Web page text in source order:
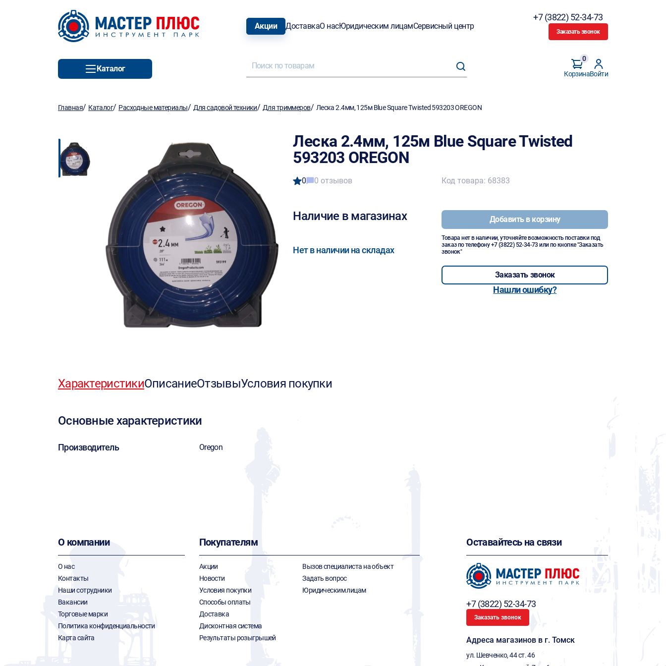
Акции ДоставкаО насЮридическим лицамСервисный центр
+7 (3822) 52-34-73
Заказать звонок
Каталог
Корзина
0
Войти
Главная/ Каталог/ Расходные материалы/ Для садовой техники/ Для триммеров/ Леска 2.4мм, 125м Blue Square Twisted 593203 OREGON
Леска 2.4мм, 125м Blue Square Twisted
593203 OREGON
0 0 отзывов
Наличие в магазинах
Нет в наличии на складах
Код товара: 68383
Добавить в корзину
Товара нет в наличии, уточняйте возможность поставки под
заказ по телефону+7 (3822) 52-34-73 или по кнопке "Заказать
звонок"
Заказать звонок
Нашли ошибку?
ХарактеристикиОписаниеОтзывыУсловия покупки
Основные характеристики
Производитель Oregon
О компании
О нас
Контакты
Наши сотрудники
Вакансии
Торговые марки
Политика конфиденциальности
Карта сайта
Покупателям
Акции
Новости
Условия покупки
Способы оплаты
Доставка
Дисконтная система
Результаты розыгрышей
Вызов специалиста на объект
Задать вопрос
Юридическим лицам
Оставайтесь на связи
+7 (3822) 52-34-73
Заказать звонок
Адреса магазинов в г. Томск
ул. Шевченко, 44 ст. 46